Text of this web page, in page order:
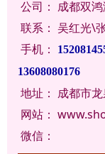
公司： 成都双
联系： 吴红光\
手机：
13608080176
地址： 成都市
网站：
微信：